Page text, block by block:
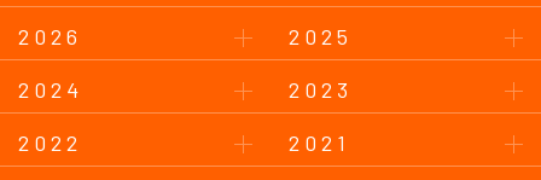
2026
2025
2024
2023
2022
2021